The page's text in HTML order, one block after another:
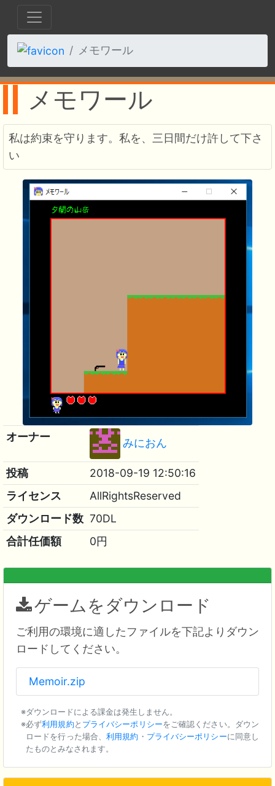
メモワール
メモワール
私は約束を守ります。私を、三日間だけ許して下さ
い
オーナー みにおん
投稿
2018-09-19 12:50:16
ライセンス
AllRightsReserved
ダウンロード数 70DL
合計任価額
0円
ゲームをダウンロード
ご利用の環境に適したファイルを下記よりダウン
ロードしてください。
Memoir.zip
ダウンロードによる課金は発生しません。
必ず利用規約と プライバシーポリシーをご確認ください。ダウン
ロードを行った場合、利用規約 ・ プライバシーポリシーに同意し
たものとみなされます。